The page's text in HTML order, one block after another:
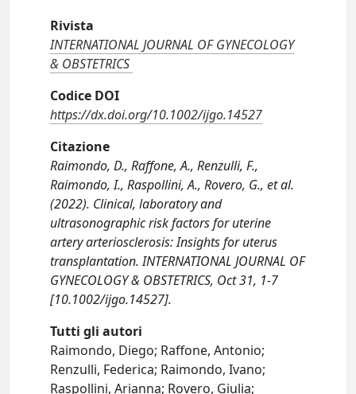
Rivista
INTERNATIONAL JOURNAL OF GYNECOLOGY
& OBSTETRICS
Codice DOI
https://dx.doi.org/10.1002/ijgo.14527
Citazione
Raimondo, D., Raffone, A., Renzulli, F.,
Raimondo, I., Raspollini, A., Rovero, G., et al.
(2022). Clinical, laboratory and
ultrasonographic risk factors for uterine
artery arteriosclerosis: Insights for uterus
transplantation. INTERNATIONAL JOURNAL OF
GYNECOLOGY & OBSTETRICS, Oct 31, 1-7
[10.1002/ijgo.14527].
Tutti gli autori
Raimondo, Diego; Raffone, Antonio;
Renzulli, Federica; Raimondo, Ivano;
Raspollini, Arianna; Rovero, Giulia;